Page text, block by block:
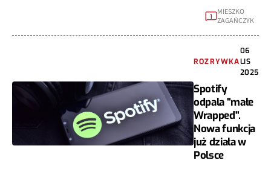
1
MIESZKO
ZAGAŃCZYK
ROZRYWKA
06
LIS
2025
Spotify
odpala "małe
Wrapped".
Nowa funkcja
już działa w
Polsce